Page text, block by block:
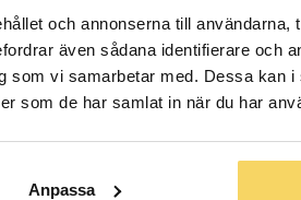
och annonserna till användarna,
även sådana identifierare och
som vi samarbetar med. Dessa kan
som de har samlat in när du har
Anpassa